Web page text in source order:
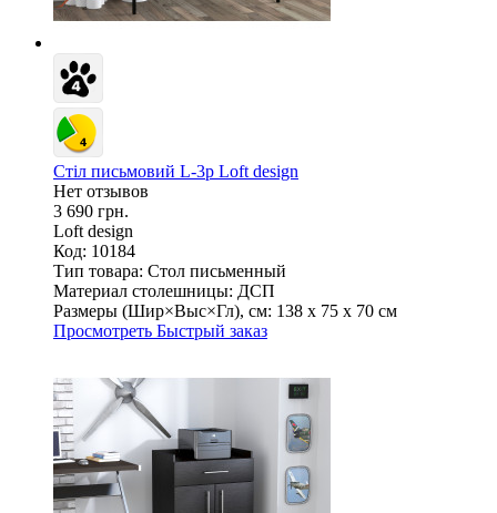
Стіл письмовий L-3p Loft design
Нет отзывов
3 690 грн.
Loft design
Код: 10184
Тип товара: Стол письменный
Материал столешницы: ДСП
Размеры (Шир×Выс×Гл), см: 138 х 75 х 70 см
Просмотреть Быстрый заказ